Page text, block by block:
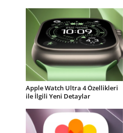
Apple Watch Ultra 4 Özellikleri
ile İlgili Yeni Detaylar